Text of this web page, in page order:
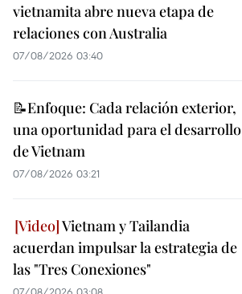
vietnamita abre nueva etapa de
relaciones con Australia
07/08/2026 03:40
📝Enfoque: Cada relación exterior,
una oportunidad para el desarrollo
de Vietnam
07/08/2026 03:21
Vietnam y Tailandia
acuerdan impulsar la estrategia de
las "Tres Conexiones"